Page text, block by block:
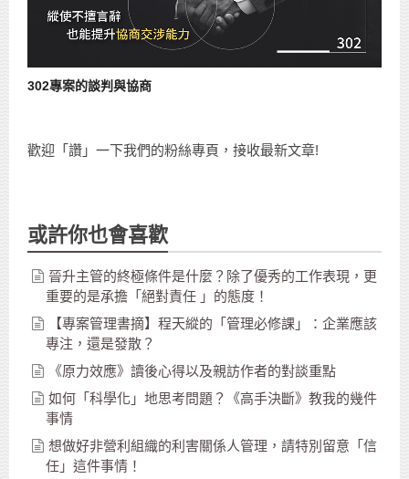
302專案的談判與協商
歡迎「讚」一下我們的粉絲專頁，接收最新文章!
或許你也會喜歡
晉升主管的終極條件是什麼？除了優秀的工作表現，更
重要的是承擔「絕對責任 」的態度！
【專案管理書摘】程天縱的「管理必修課」：企業應該
專注，還是發散？
《原力效應》讀後心得以及親訪作者的對談重點
如何「科學化」地思考問題？《高手決斷》教我的幾件
事情
想做好非營利組織的利害關係人管理，請特別留意「信
任」這件事情！